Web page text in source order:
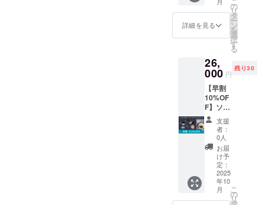
サイ
8cm×8
cm、数
「伊豆
の極め
し」
チーム
よりお
礼の
メッ
セージ
・送料
（クー
ル便、
常温
便）
シル
バーor
オリー
品サイ
ズ：直
130mm
×H64m
m、数
量：1
個） ・
特製ソ
トレシ
ピス
テッ
カー
（商品
サイ
シル
バーor
オリー
品サイ
ズ：直
径
148mm
×H74m
m、数
量：1
個） ・
シェラ
どんぶ
り２
ジュニ
ア（カ
ラー：
シル
の極め
し２〜
桜葉と
南伊豆
野菜の
おカ
レー〜
（1食約
200g）
×４食
セット
・シェ
ラどん
ぶり２
レギュ
ラー
（カ
ラー：
シル
バーor
オリー
詳細を見る
の
リ
タ
ー
ン
を
選
択
す
る
26,
000 円
残り30
【早割
10%OF
F】ソト
レシピ
カレー
アイテ
ム プレ
ミアム
セット
・伊豆
の極め
し２〜
桜葉と
支援
者：
0人
お届
け予
定：
2025
年10
月
こ
の
リ